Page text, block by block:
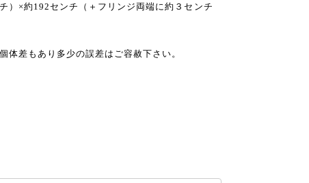
）×約192センチ（＋フリンジ両端に約３センチ
体差もあり多少の誤差はご容赦下さい。